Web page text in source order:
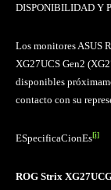
DISPONIBILIDAD Y
Los monitores ASUS
XG27UCS Gen2
disponibles
contacto con su
ESpecificaCionEs[i]
ROG Strix